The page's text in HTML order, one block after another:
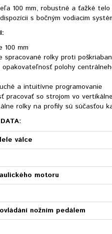
100 mm, robustné a ťažké
s bočným vodiacim
100 mm
spracované rolky proti
opakovateľnosť polohy
a intuitívne programovanie
pracovať so strojom vo
rolky na profily sú súčasťou
válce
motoru
nožním pedálem